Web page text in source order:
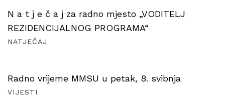
N a t j e č a j za radno mjesto „VODITELJ
REZIDENCIJALNOG PROGRAMA“
NATJEČAJ
Radno vrijeme MMSU u petak, 8. svibnja
VIJESTI